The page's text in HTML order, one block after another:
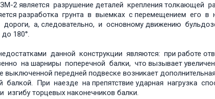
2 является разрушение деталей крепления
разработка грунта в выемках с перемещением его в
дороги, а, следовательно, и основному движению
180°.
данной конструкции являются: при работе
на шарниры поперечной балки, что вызывает
выключенной передней подвеске возникает
балкой. При наезде на препятствие ударная нагрузка
торцевых наконечников балки.